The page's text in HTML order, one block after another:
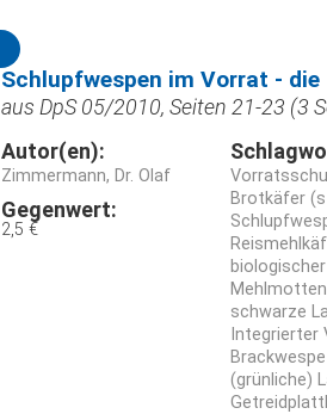
Schlupfwespen im Vorrat -
aus DpS 05/2010, Seiten 21-23 (3
Autor(en):
Zimmermann, Dr. Olaf
Gegenwert:
2,5 €
Brotkäfer
schwarze
(grünliche)